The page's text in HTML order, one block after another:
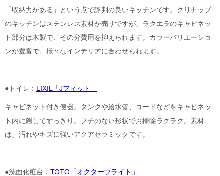
「収納力がある」という点で評判の良いキッチンです。クリナップ
のキッチンはステンレス素材が売りですが、ラクエラのキャビネッ
ト部分は木製で、その分費用を抑えられます。カラーバリエーショ
ンが豊富で、様々なインテリアに合わせられます。
●トイレ： LIXIL「Jフィット」
キャビネット付き便器。タンクや給水管、コードなどをキャビネッ
ト内に隠してすっきり。フチのない形状でお掃除ラクラク。素材
は、汚れやキズに強いアクアセラミックです。
●洗面化粧台： TOTO「オクターブライト」